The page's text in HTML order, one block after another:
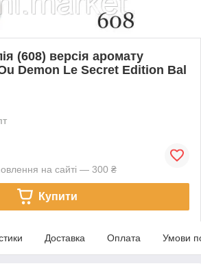
(608) версія аромату
Demon Le Secret Edition Bal
на сайті — 300 ₴
Купити
Доставка Оплата Умови